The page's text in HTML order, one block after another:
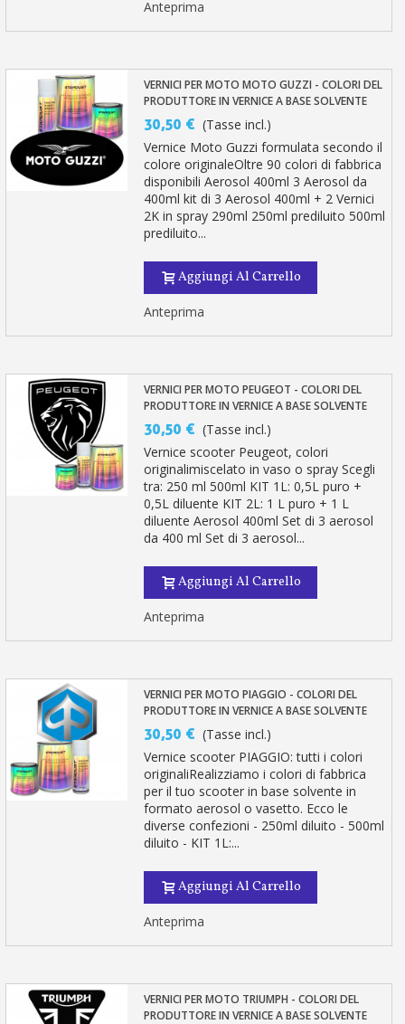
Anteprima
VERNICI PER MOTO MOTO GUZZI - COLORI DEL
PRODUTTORE IN VERNICE A BASE SOLVENTE
30,50 € (Tasse incl.)
Vernice Moto Guzzi formulata secondo il
colore originaleOltre 90 colori di fabbrica
disponibili Aerosol 400ml 3 Aerosol da
400ml kit di 3 Aerosol 400ml + 2 Vernici
2K in spray 290ml 250ml prediluito 500ml
prediluito...
Aggiungi Al Carrello
Anteprima
VERNICI PER MOTO PEUGEOT - COLORI DEL
PRODUTTORE IN VERNICE A BASE SOLVENTE
30,50 € (Tasse incl.)
Vernice scooter Peugeot, colori
originalimiscelato in vaso o spray Scegli
tra: 250 ml 500ml KIT 1L: 0,5L puro +
0,5L diluente KIT 2L: 1 L puro + 1 L
diluente Aerosol 400ml Set di 3 aerosol
da 400 ml Set di 3 aerosol...
Aggiungi Al Carrello
Anteprima
VERNICI PER MOTO PIAGGIO - COLORI DEL
PRODUTTORE IN VERNICE A BASE SOLVENTE
30,50 € (Tasse incl.)
Vernice scooter PIAGGIO: tutti i colori
originaliRealizziamo i colori di fabbrica
per il tuo scooter in base solvente in
formato aerosol o vasetto. Ecco le
diverse confezioni - 250ml diluito - 500ml
diluito - KIT 1L:...
Aggiungi Al Carrello
Anteprima
VERNICI PER MOTO TRIUMPH - COLORI DEL
PRODUTTORE IN VERNICE A BASE SOLVENTE